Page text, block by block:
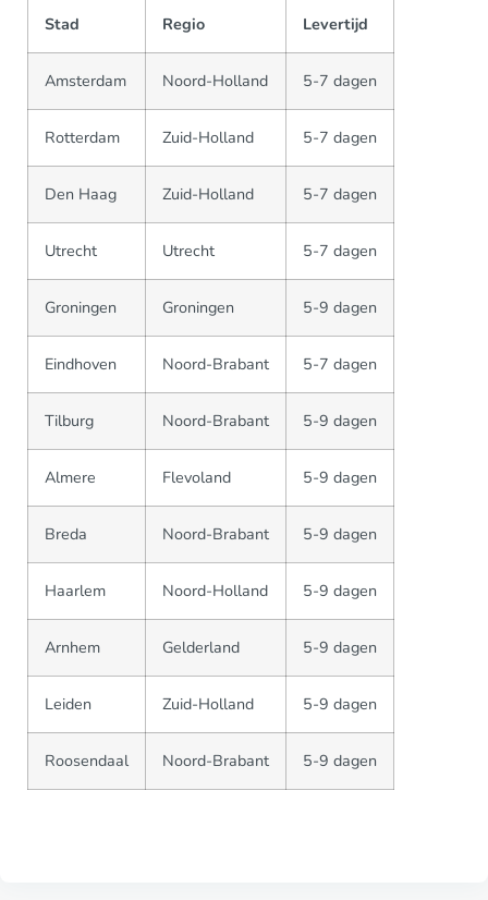
Stad Regio Levertijd
Amsterdam Noord-Holland 5-7 dagen
Rotterdam Zuid-Holland 5-7 dagen
Den Haag Zuid-Holland 5-7 dagen
Utrecht Utrecht 5-7 dagen
Groningen Groningen 5-9 dagen
Eindhoven Noord-Brabant 5-7 dagen
Tilburg Noord-Brabant 5-9 dagen
Almere Flevoland 5-9 dagen
Breda Noord-Brabant 5-9 dagen
Haarlem Noord-Holland 5-9 dagen
Arnhem Gelderland 5-9 dagen
Leiden Zuid-Holland 5-9 dagen
Roosendaal Noord-Brabant 5-9 dagen